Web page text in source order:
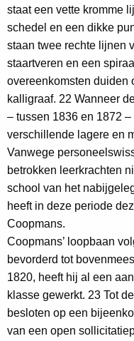
staat een vette kromme
schedel en een dikke
staan twee rechte lijnen
staartveren en een
overeenkomsten duiden
kalligraaf. 22 Wanneer
– tussen 1836 en 1872 –
verschillende lagere en
Vanwege
betrokken leerkrachten
school van het
heeft in deze periode
Coopmans.
Coopmans’ loopbaan
bevorderd tot
1820, heeft hij al een
klasse gewerkt. 23 Tot
besloten op een
van een open